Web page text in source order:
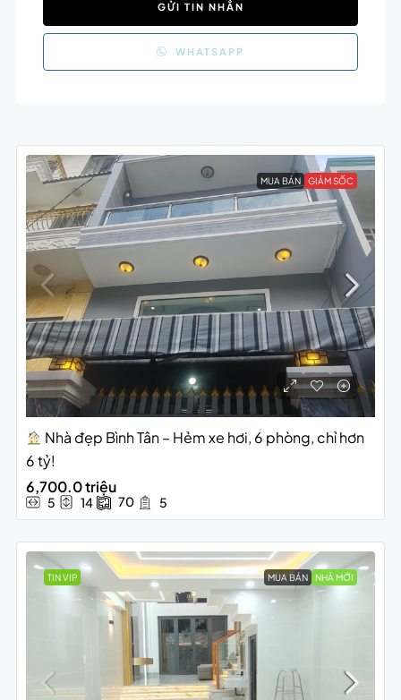
GỬI TIN NHẮN
WHATSAPP
MUA BÁN GIẢM SỐC
Nhà đẹp Bình Tân – Hẻm xe hơi, 6 phòng, chỉ hơn
6 tỷ!
6,700.0 triệu
5 14 70 5
TIN VIP MUA BÁN NHÀ MỚI